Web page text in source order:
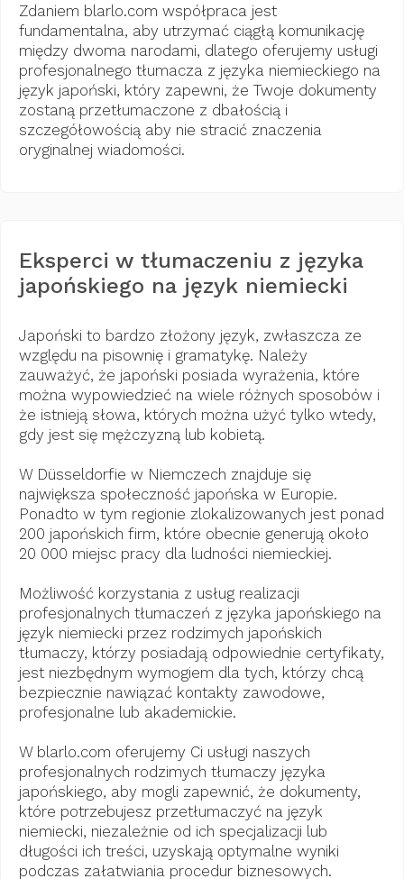
Zdaniem blarlo.com współpraca jest
fundamentalna, aby utrzymać ciągłą komunikację
między dwoma narodami, dlatego oferujemy usługi
profesjonalnego tłumacza z języka niemieckiego na
język japoński, który zapewni, że Twoje dokumenty
zostaną przetłumaczone z dbałością i
szczegółowością aby nie stracić znaczenia
oryginalnej wiadomości.
Eksperci w tłumaczeniu z języka
japońskiego na język niemiecki
Japoński to bardzo złożony język, zwłaszcza ze
względu na pisownię i gramatykę. Należy
zauważyć, że japoński posiada wyrażenia, które
można wypowiedzieć na wiele różnych sposobów i
że istnieją słowa, których można użyć tylko wtedy,
gdy jest się mężczyzną lub kobietą.
W Düsseldorfie w Niemczech znajduje się
największa społeczność japońska w Europie.
Ponadto w tym regionie zlokalizowanych jest ponad
200 japońskich firm, które obecnie generują około
20 000 miejsc pracy dla ludności niemieckiej.
Możliwość korzystania z usług realizacji
profesjonalnych tłumaczeń z języka japońskiego na
język niemiecki przez rodzimych japońskich
tłumaczy, którzy posiadają odpowiednie certyfikaty,
jest niezbędnym wymogiem dla tych, którzy chcą
bezpiecznie nawiązać kontakty zawodowe,
profesjonalne lub akademickie.
W blarlo.com oferujemy Ci usługi naszych
profesjonalnych rodzimych tłumaczy języka
japońskiego, aby mogli zapewnić, że dokumenty,
które potrzebujesz przetłumaczyć na język
niemiecki, niezależnie od ich specjalizacji lub
długości ich treści, uzyskają optymalne wyniki
podczas załatwiania procedur biznesowych.